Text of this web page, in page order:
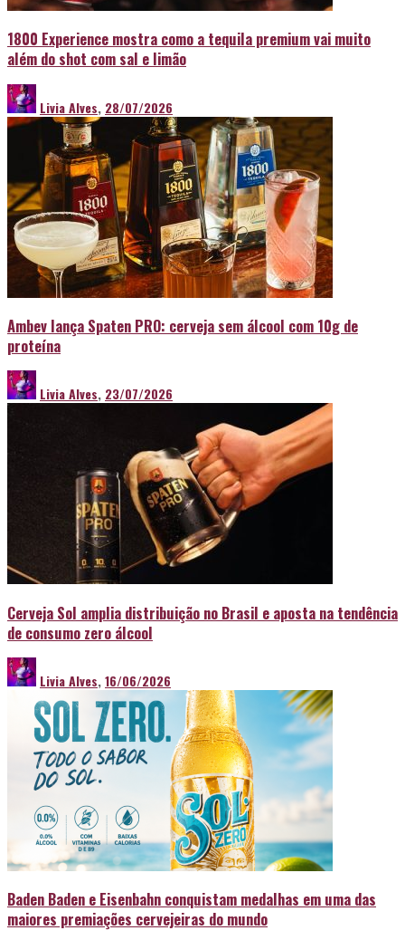
1800 Experience mostra como a tequila premium vai muito
além do shot com sal e limão
Livia Alves, 28/07/2026
Ambev lança Spaten PRO: cerveja sem álcool com 10g de
proteína
Livia Alves, 23/07/2026
Cerveja Sol amplia distribuição no Brasil e aposta na tendência
de consumo zero álcool
Livia Alves,16/06/2026
Baden Baden e Eisenbahn conquistam medalhas em uma das
maiores premiações cervejeiras do mundo